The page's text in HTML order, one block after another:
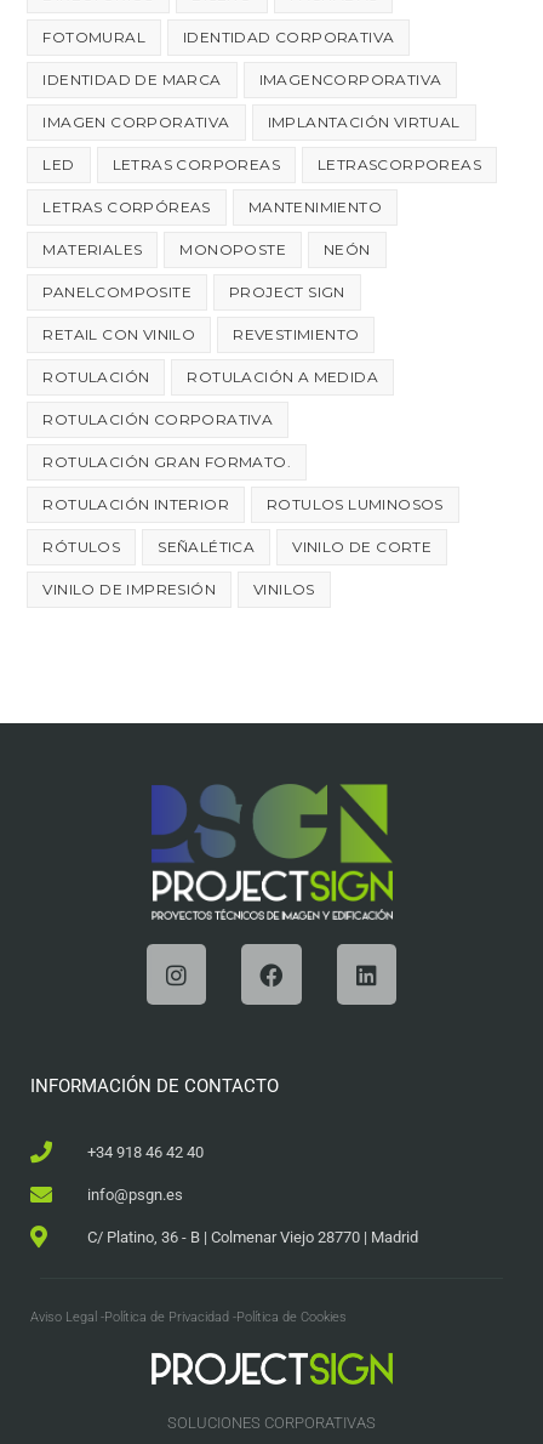
FOTOMURAL IDENTIDAD CORPORATIVA
IDENTIDAD DE MARCA IMAGENCORPORATIVA
IMAGEN CORPORATIVA IMPLANTACIÓN VIRTUAL
LED LETRAS CORPOREAS LETRASCORPOREAS
LETRAS CORPÓREAS MANTENIMIENTO
MATERIALES MONOPOSTE NEÓN
PANELCOMPOSITE PROJECT SIGN
RETAIL CON VINILO REVESTIMIENTO
ROTULACIÓN ROTULACIÓN A MEDIDA
ROTULACIÓN CORPORATIVA
ROTULACIÓN GRAN FORMATO.
ROTULACIÓN INTERIOR ROTULOS LUMINOSOS
RÓTULOS SEÑALÉTICA VINILO DE CORTE
VINILO DE IMPRESIÓN VINILOS
INFORMACIÓN DE CONTACTO
+34 918 46 42 40
info@psgn.es
C/ Platino, 36 - B | Colmenar Viejo 28770 | Madrid
Aviso Legal -Política de Privacidad -Política de Cookies
SOLUCIONES CORPORATIVAS